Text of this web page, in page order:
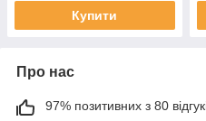
Купити
Про нас
97% позитивних з 80